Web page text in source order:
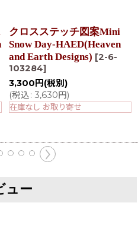
クロスステッチ図案Mini
Snow Day-HAED(Heaven
and Earth Designs) [2-6-
103284]
3,300 円 (税別)
(税込: 3,630円)
在庫なし お取り寄せ
ュー